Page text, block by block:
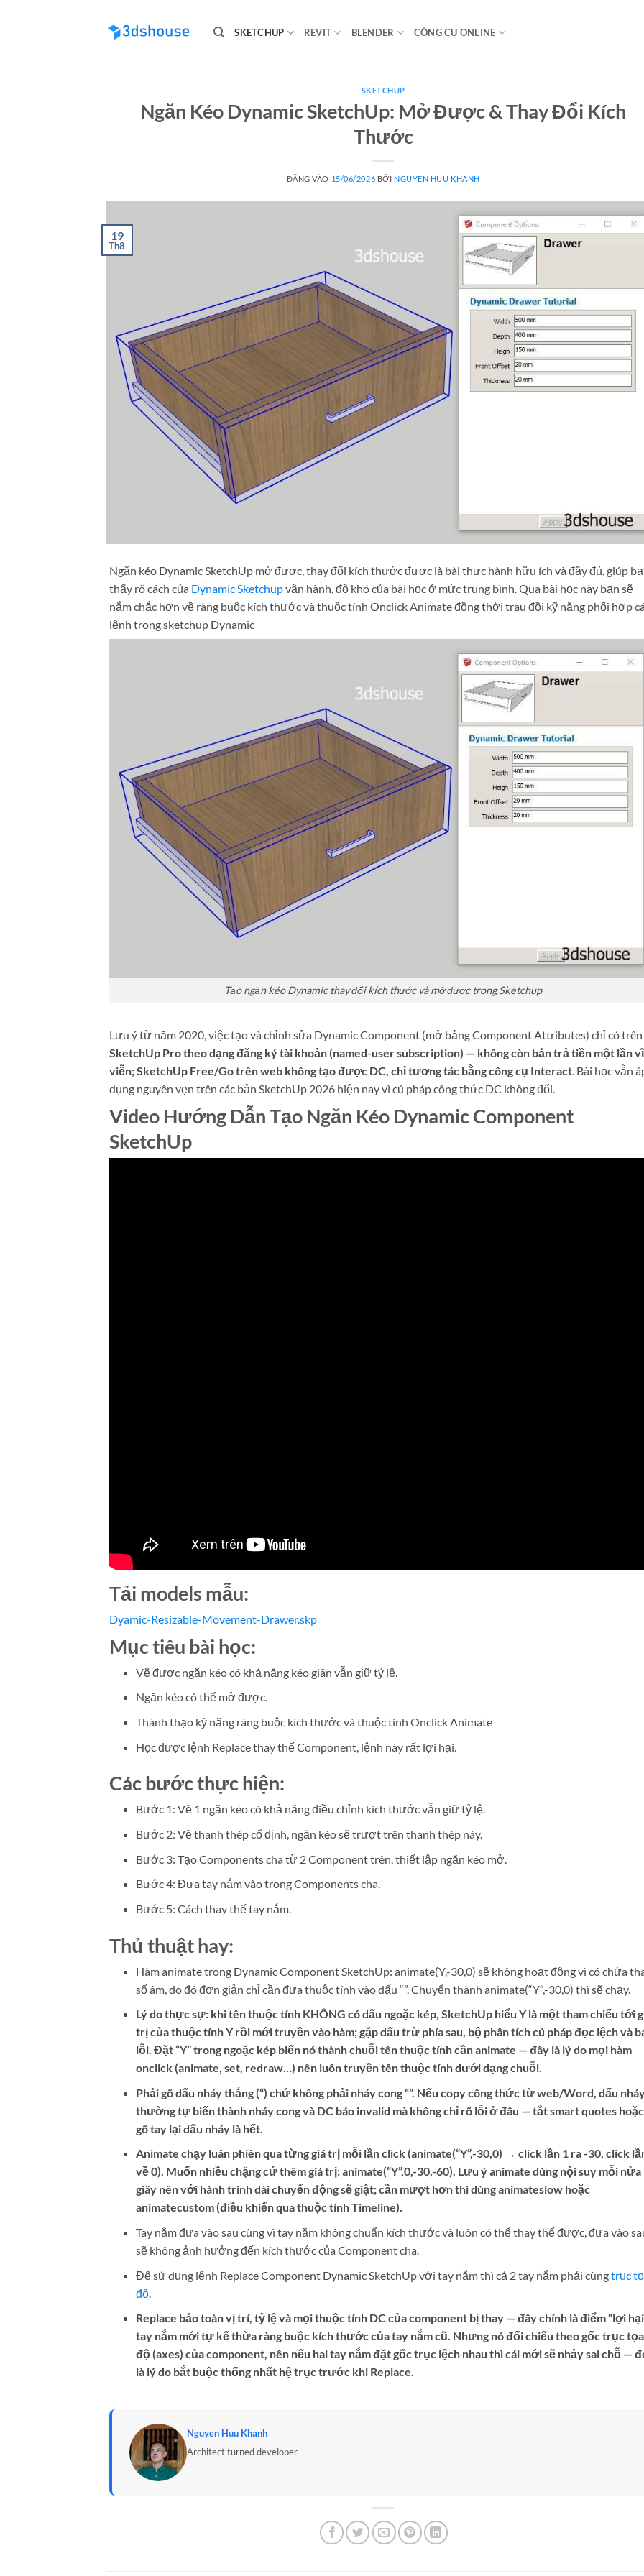
SKETCHUP REVIT BLENDER CÔNG CỤ ONLINE
SKETCHUP
Ngăn Kéo Dynamic SketchUp: Mở Được & Thay Đổi Kích
Thước
ĐĂNG VÀO 15/06/2026 BỞI NGUYEN HUU KHANH
19
Th8
Ngăn kéo Dynamic SketchUp mở được, thay đổi kích thước được là bài thực hành hữu ích và đầy đủ, giúp
thấy rõ cách của Dynamic Sketchupvận hành, độ khó của bài học ở mức trung bình. Qua bài học này bạn sẽ
nắm chắc hơn về ràng buộc kích thước và thuộc tính Onclick Animate đồng thời trau đồi kỹ năng phối hợp
lệnh trong sketchup Dynamic
Tạo ngăn kéo Dynamic thay đổi kích thước và mở được trong Sketchup
Lưu ý từ năm 2020, việc tạo và chỉnh sửa Dynamic Component (mở bảng Component Attributes) chỉ có trên
SketchUp Pro theo dạng đăng ký tài khoản (named-user subscription) — không còn bản trả tiền một lần
viễn; SketchUp Free/Go trên web không tạo được DC, chỉ tương tác bằng công cụ Interact . Bài học vẫn
dụng nguyên vẹn trên các bản SketchUp 2026 hiện nay vì cú pháp công thức DC không đổi.
Video Hướng Dẫn Tạo Ngăn Kéo Dynamic Component
SketchUp
Tải models mẫu:
Dyamic-Resizable-Movement-Drawer.skp
Mục tiêu bài học:
Vẽ được ngăn kéo có khả năng kéo giãn vẫn giữ tỷ lệ.
Ngăn kéo có thể mở được.
Thành thạo kỹ năng ràng buộc kích thước và thuộc tính Onclick Animate
Học được lệnh Replace thay thế Component, lệnh này rất lợi hại.
Các bước thực hiện:
Bước 1: Vẽ 1 ngăn kéo có khả năng điều chỉnh kích thước vẫn giữ tỷ lệ.
Bước 2: Vẽ thanh thép cố định, ngăn kéo sẽ trượt trên thanh thép này.
Bước 3: Tạo Components cha từ 2 Component trên, thiết lập ngăn kéo mở.
Bước 4: Đưa tay nắm vào trong Components cha.
Bước 5: Cách thay thế tay nắm.
Thủ thuật hay:
Hàm animate trong Dynamic Component SketchUp: animate(Y,-30,0) sẽ không hoạt động vì có chứa
số âm, do đó đơn giản chỉ cần đưa thuộc tính vào dấu “”. Chuyển thành animate(“Y”,-30,0) thì sẽ chạy.
Lý do thực sự: khi tên thuộc tính KHÔNG có dấu ngoặc kép, SketchUp hiểu Y là một tham chiếu tới
trị của thuộc tính Y rồi mới truyền vào hàm; gặp dấu trừ phía sau, bộ phân tích cú pháp đọc lệch và
lỗi. Đặt “Y” trong ngoặc kép biến nó thành chuỗi tên thuộc tính cần animate — đây là lý do mọi hàm
onclick (animate, set, redraw…) nên luôn truyền tên thuộc tính dưới dạng chuỗi.
Phải gõ dấu nháy thẳng (“) chứ không phải nháy cong “”. Nếu copy công thức từ web/Word, dấu
thường tự biến thành nháy cong và DC báo invalid mà không chỉ rõ lỗi ở đâu — tắt smart quotes hoặc
gõ tay lại dấu nháy là hết.
Animate chạy luân phiên qua từng giá trị mỗi lần click (animate(“Y”,-30,0) → click lần 1 ra -30, click
về 0). Muốn nhiều chặng cứ thêm giá trị: animate(“Y”,0,-30,-60). Lưu ý animate dùng nội suy mỗi nửa
giây nên với hành trình dài chuyển động sẽ giật; cần mượt hơn thì dùng animateslow hoặc
animatecustom (điều khiển qua thuộc tính Timeline).
Tay nắm đưa vào sau cùng vì tay nắm không chuẩn kích thước và luôn có thể thay thế được, đưa vào
sẽ không ảnh hưởng đến kích thước của Component cha.
Để sử dụng lệnh Replace Component Dynamic SketchUp với tay nắm thì cả 2 tay nắm phải cùngtrục
độ.
Replace bảo toàn vị trí, tỷ lệ và mọi thuộc tính DC của component bị thay — đây chính là điểm “lợi
tay nắm mới tự kế thừa ràng buộc kích thước của tay nắm cũ. Nhưng nó đối chiếu theo gốc trục tọa
độ (axes) của component, nên nếu hai tay nắm đặt gốc trục lệch nhau thì cái mới sẽ nhảy sai chỗ —
là lý do bắt buộc thống nhất hệ trục trước khi Replace.
Nguyen Huu Khanh
Architect turned developer